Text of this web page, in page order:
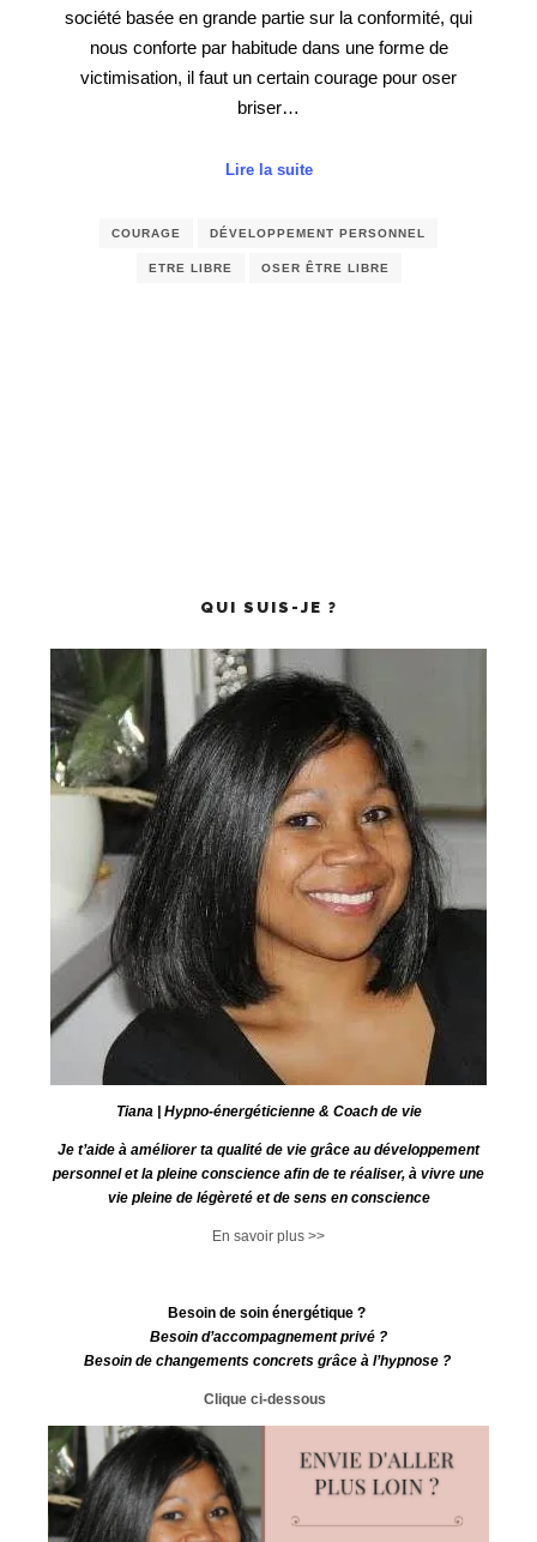
société basée en grande partie sur la conformité, qui
nous conforte par habitude dans une forme de
victimisation, il faut un certain courage pour oser
briser…
Lire la suite
COURAGE DÉVELOPPEMENT PERSONNEL
ETRE LIBRE OSER ÊTRE LIBRE
QUI SUIS-JE ?
Tiana | Hypno-énergéticienne & Coach de vie
Je t’aide à améliorer ta qualité de vie grâce au développement
personnel et la pleine conscience afin de te réaliser, à vivre une
vie pleine de légèreté et de sens en conscience
En savoir plus >>
Besoin de soin énergétique ?
Besoin d’accompagnement privé ?
Besoin de changements concrets grâce à l’hypnose ?
Clique ci-dessous